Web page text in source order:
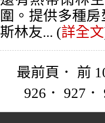
圍。提供多種
斯林友... (詳全文
最前頁 ． 前
926 ． 927 ．